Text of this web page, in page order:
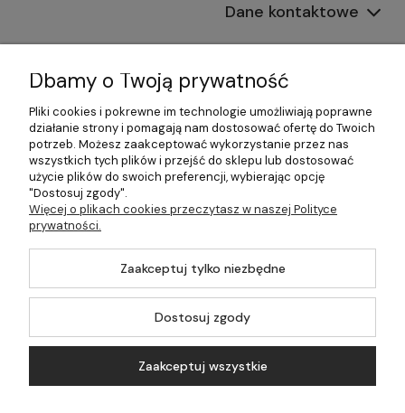
Dane kontaktowe
Informacje
Płatności i dostawa
Pomoc
Moje konto
©2026 Wszelkie Prawa Zastrzeżone | 499.pl - najlepszy sklep z
Dbamy o Twoją prywatność
Pliki cookies i pokrewne im technologie umożliwiają poprawne
działanie strony i pomagają nam dostosować ofertę do Twoich
potrzeb. Możesz zaakceptować wykorzystanie przez nas
wszystkich tych plików i przejść do sklepu lub dostosować
użycie plików do swoich preferencji, wybierając opcję
"Dostosuj zgody".
Więcej o plikach cookies przeczytasz w naszej Polityce
prywatności.
Zaakceptuj tylko niezbędne
Dostosuj zgody
Zaakceptuj wszystkie